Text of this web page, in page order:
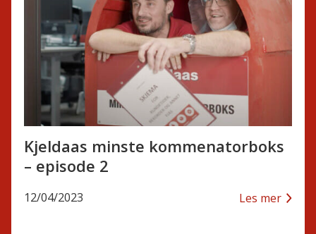
Kjeldaas minste kommenatorboks
– episode 2
12/04/2023 Les mer